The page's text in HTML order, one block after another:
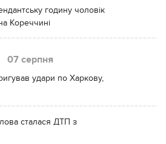
годину чоловік
на Кореччині
07 серпня
удари по Харкову,
сталася ДТП з